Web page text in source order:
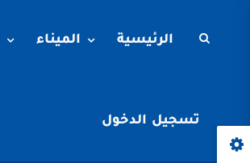
الرئيسية الميناء
تسجيل الدخول